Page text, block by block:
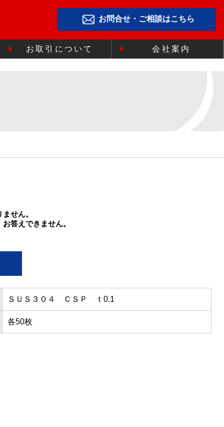
お問合せ・ご相談はこちら
お取引について 会社案内
せん。
答えできません。
ＳＵＳ３０４ ＣＳＰ ｔ0.1
各50枚